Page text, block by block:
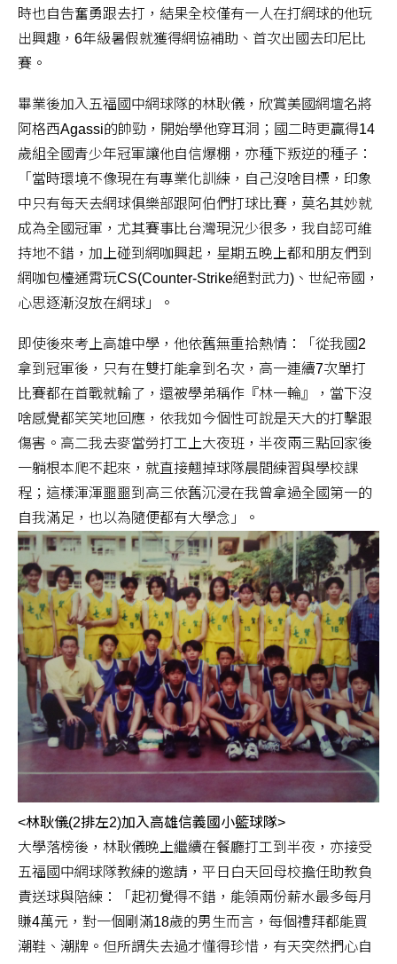
時也自告奮勇跟去打，結果全校僅有一人在打網球的他玩
出興趣，6年級暑假就獲得網協補助、首次出國去印尼比
賽。
畢業後加入五福國中網球隊的林耿儀，欣賞美國網壇名將
阿格西Agassi的帥勁，開始學他穿耳洞；國二時更贏得14
歲組全國青少年冠軍讓他自信爆棚，亦種下叛逆的種子：
「當時環境不像現在有專業化訓練，自己沒啥目標，印象
中只有每天去網球俱樂部跟阿伯們打球比賽，莫名其妙就
成為全國冠軍，尤其賽事比台灣現況少很多，我自認可維
持地不錯，加上碰到網咖興起，星期五晚上都和朋友們到
網咖包檯通霄玩CS(Counter-Strike絕對武力)、世紀帝國，
心思逐漸沒放在網球」。
即使後來考上高雄中學，他依舊無重拾熱情：「從我國2
拿到冠軍後，只有在雙打能拿到名次，高一連續7次單打
比賽都在首戰就輸了，還被學弟稱作『林一輪』，當下沒
啥感覺都笑笑地回應，依我如今個性可說是天大的打擊跟
傷害。高二我去麥當勞打工上大夜班，半夜兩三點回家後
一躺根本爬不起來，就直接翹掉球隊晨間練習與學校課
程；這樣渾渾噩噩到高三依舊沉浸在我曾拿過全國第一的
自我滿足，也以為隨便都有大學念」。
<林耿儀(2排左2)加入高雄信義國小籃球隊>
大學落榜後，林耿儀晚上繼續在餐廳打工到半夜，亦接受
五福國中網球隊教練的邀請，平日白天回母校擔任助教負
責送球與陪練：「起初覺得不錯，能領兩份薪水最多每月
賺4萬元，對一個剛滿18歲的男生而言，每個禮拜都能買
潮鞋、潮牌。但所謂失去過才懂得珍惜，有天突然捫心自